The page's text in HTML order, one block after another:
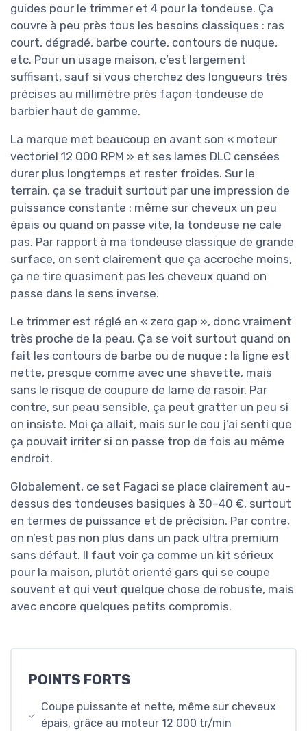
guides pour le trimmer et 4 pour la tondeuse. Ça
couvre à peu près tous les besoins classiques : ras
court, dégradé, barbe courte, contours de nuque,
etc. Pour un usage maison, c’est largement
suffisant, sauf si vous cherchez des longueurs très
précises au millimètre près façon tondeuse de
barbier haut de gamme.
La marque met beaucoup en avant son « moteur
vectoriel 12 000 RPM » et ses lames DLC censées
durer plus longtemps et rester froides. Sur le
terrain, ça se traduit surtout par une impression de
puissance constante : même sur cheveux un peu
épais ou quand on passe vite, la tondeuse ne cale
pas. Par rapport à ma tondeuse classique de grande
surface, on sent clairement que ça accroche moins,
ça ne tire quasiment pas les cheveux quand on
passe dans le sens inverse.
Le trimmer est réglé en « zero gap », donc vraiment
très proche de la peau. Ça se voit surtout quand on
fait les contours de barbe ou de nuque : la ligne est
nette, presque comme avec une shavette, mais
sans le risque de coupure de lame de rasoir. Par
contre, sur peau sensible, ça peut gratter un peu si
on insiste. Moi ça allait, mais sur le cou j’ai senti que
ça pouvait irriter si on passe trop de fois au même
endroit.
Globalement, ce set Fagaci se place clairement au-
dessus des tondeuses basiques à 30–40 €, surtout
en termes de puissance et de précision. Par contre,
on n’est pas non plus dans un pack ultra premium
sans défaut. Il faut voir ça comme un kit sérieux
pour la maison, plutôt orienté gars qui se coupe
souvent et qui veut quelque chose de robuste, mais
avec encore quelques petits compromis.
POINTS FORTS
Coupe puissante et nette, même sur cheveux
épais, grâce au moteur 12 000 tr/min